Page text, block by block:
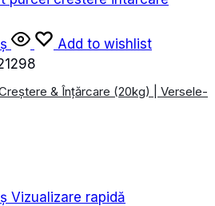
Add to wishlist
& Înțărcare (20kg) | Versele-
Vizualizare rapidă